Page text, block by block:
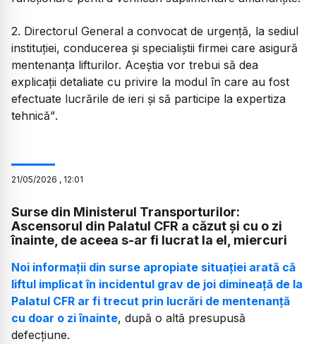
2. Directorul General a convocat de urgență, la sediul
instituției, conducerea și specialiștii firmei care asigură
mentenanța lifturilor. Aceștia vor trebui să dea
explicații detaliate cu privire la modul în care au fost
efectuate lucrările de ieri și să participe la expertiza
tehnică”.
21/05/2026 , 12:01
Surse din Ministerul Transporturilor:
Ascensorul din Palatul CFR a căzut și cu o zi
înainte, de aceea s-ar fi lucrat la el, miercuri
Noi informații din surse apropiate situației arată că
liftul implicat în incidentul grav de joi dimineață de la
Palatul CFR ar fi trecut prin lucrări de mentenanță
cu doar o zi înainte, după o altă presupusă
defecțiune.